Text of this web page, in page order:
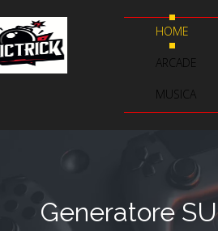
HOME
ARCADE
MUSICA
Generatore